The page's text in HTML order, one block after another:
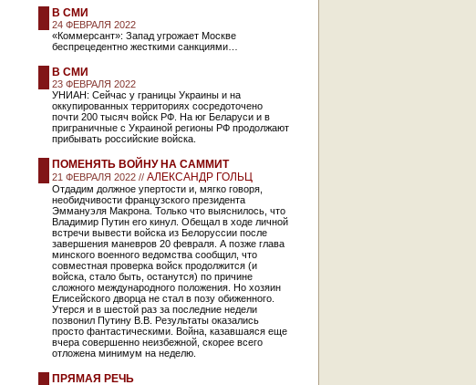
В СМИ
24 ФЕВРАЛЯ 2022
«Коммерсант»: Запад угрожает Москве
беспрецедентно жесткими санкциями…
В СМИ
23 ФЕВРАЛЯ 2022
УНИАН: Сейчас у границы Украины и на
оккупированных территориях сосредоточено
почти 200 тысяч войск РФ. На юг Беларуси и в
приграничные с Украиной регионы РФ продолжают
прибывать российские войска.
ПОМЕНЯТЬ ВОЙНУ НА САММИТ
21 ФЕВРАЛЯ 2022 // АЛЕКСАНДР ГОЛЬЦ
Отдадим должное упертости и, мягко говоря,
необидчивости французского президента
Эммануэля Макрона. Только что выяснилось, что
Владимир Путин его кинул. Обещал в ходе личной
встречи вывести войска из Белоруссии после
завершения маневров 20 февраля. А позже глава
минского военного ведомства сообщил, что
совместная проверка войск продолжится (и
войска, стало быть, останутся) по причине
сложного международного положения. Но хозяин
Елисейского дворца не стал в позу обиженного.
Утерся и в шестой раз за последние недели
позвонил Путину В.В. Результаты оказались
просто фантастическими. Война, казавшаяся еще
вчера совершенно неизбежной, скорее всего
отложена минимум на неделю.
ПРЯМАЯ РЕЧЬ